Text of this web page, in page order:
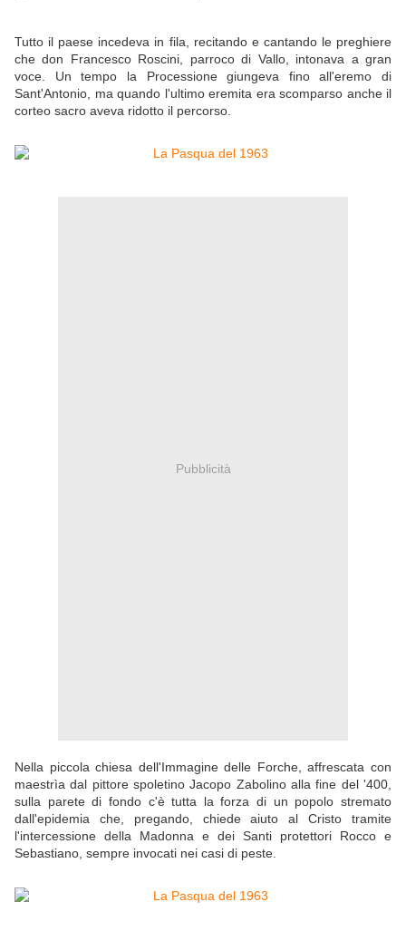
Tutto il paese incedeva in fila, recitando e cantando le preghiere
che don Francesco Roscini, parroco di Vallo, intonava a gran
voce. Un tempo la Processione giungeva fino all'eremo di
Sant'Antonio, ma quando l'ultimo eremita era scomparso anche il
corteo sacro aveva ridotto il percorso.
Pubblicità
Nella piccola chiesa dell'Immagine delle Forche, affrescata con
maestrìa dal pittore spoletino Jacopo Zabolino alla fine del '400,
sulla parete di fondo c'è tutta la forza di un popolo stremato
dall'epidemia che, pregando, chiede aiuto al Cristo tramite
l'intercessione della Madonna e dei Santi protettori Rocco e
Sebastiano, sempre invocati nei casi di peste.